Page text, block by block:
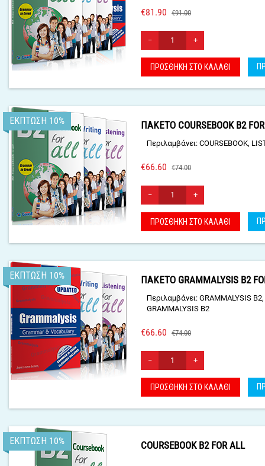
€81.90 €91.00
− +
ΠΡΟΣΘΉΚΗ ΣΤΟ ΚΑΛΆΘΙ
ΈΚΠΤΩΣΗ 10% ΠΑΚΕΤΟ COURSEBOOK B2
Περιλαμβάνει: COURSEBOOK,
€66.60 €74.00
− +
ΠΡΟΣΘΉΚΗ ΣΤΟ ΚΑΛΆΘΙ
ΈΚΠΤΩΣΗ 10% ΠΑΚΕΤΟ GRAMMALYSIS B2
Περιλαμβάνει: GRAMMALYSIS
GRAMMALYSIS B2
€66.60 €74.00
− +
ΠΡΟΣΘΉΚΗ ΣΤΟ ΚΑΛΆΘΙ
ΈΚΠΤΩΣΗ 10% COURSEBOOK B2 FOR ALL